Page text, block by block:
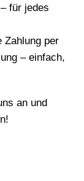
für jedes
Zahlung per
– einfach,
an und